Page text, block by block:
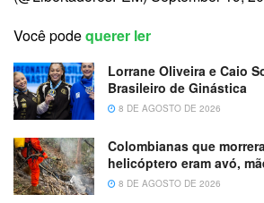
Você podequerer ler
Lorrane Oliveira e Caio
Brasileiro de Ginástica
8 DE AGOSTO DE 2026
Colombianas que
helicóptero eram avó,
8 DE AGOSTO DE 2026